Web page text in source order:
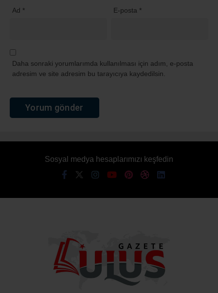
Ad * E-posta *
Daha sonraki yorumlarımda kullanılması için adım, e-posta
adresim ve site adresim bu tarayıcıya kaydedilsin.
Sosyal medya hesaplarımızı keşfedin